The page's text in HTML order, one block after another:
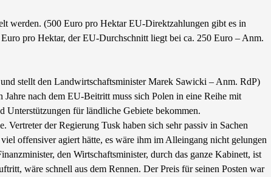
werden. (500 Euro pro Hektar EU-Direktzahlungen gibt es in
pro Hektar, der EU-Durchschnitt liegt bei ca. 250 Euro – Anm.
stellt den Landwirtschaftsminister Marek Sawicki – Anm. RdP)
nach dem EU-Beitritt muss sich Polen in eine Reihe mit
für ländliche Gebiete bekommen.
der Regierung Tusk haben sich sehr passiv in Sachen
offensiver agiert hätte, es wäre ihm im Alleingang nicht gelungen
den Wirtschaftsminister, durch das ganze Kabinett, ist
wäre schnell aus dem Rennen. Der Preis für seinen Posten war